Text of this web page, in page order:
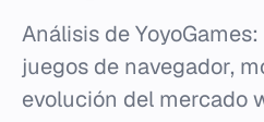
Análisis de
juegos de navegador,
evolución del mercado